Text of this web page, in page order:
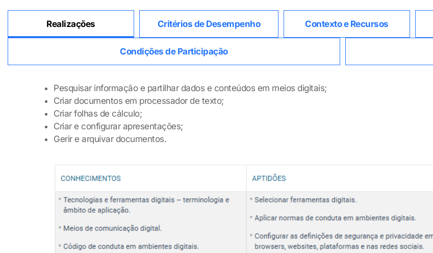
Realizações Critérios de Desempenho Contexto e Recursos
Condições de Participação
Pesquisar informação e partilhar dados e conteúdos em meios digitais;
Criar documentos em processador de texto;
Criar folhas de cálculo;
Criar e configurar apresentações;
Gerir e arquivar documentos.